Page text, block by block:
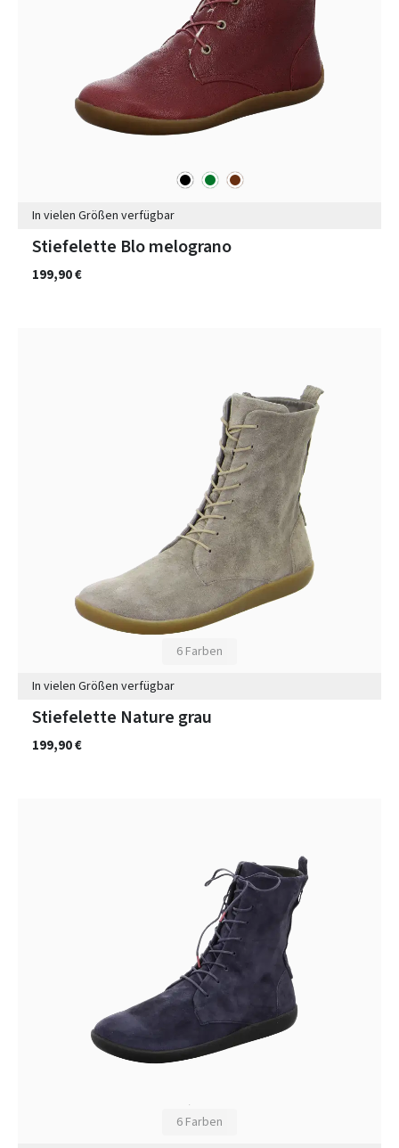
schwarz
grün braun
In vielen Größen verfügbar
Stiefelette Blo melograno
199,90 €
6 Farben
In vielen Größen verfügbar
Stiefelette Nature grau
199,90 €
6 Farben